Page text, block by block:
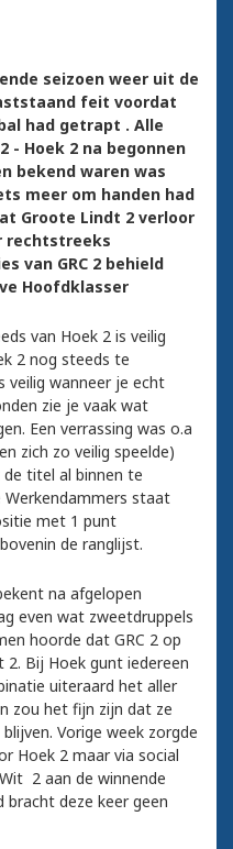
seizoen weer uit de
feit voordat
had getrapt . Alle
- Hoek 2 na begonnen
bekend waren was
meer om handen had
Groote Lindt 2 verloor
rechtstreeks
van GRC 2 behield
Hoofdklasser
van Hoek 2 is veilig
2 nog steeds te
veilig wanneer je echt
zie je vaak wat
Een verrassing was o.a
zich zo veilig speelde)
titel al binnen te
Werkendammers staat
met 1 punt
de ranglijst.
na afgelopen
even wat zweetdruppels
hoorde dat GRC 2 op
Bij Hoek gunt iedereen
uiteraard het aller
zou het fijn zijn dat ze
Vorige week zorgde
Hoek 2 maar via social
2 aan de winnende
bracht deze keer geen